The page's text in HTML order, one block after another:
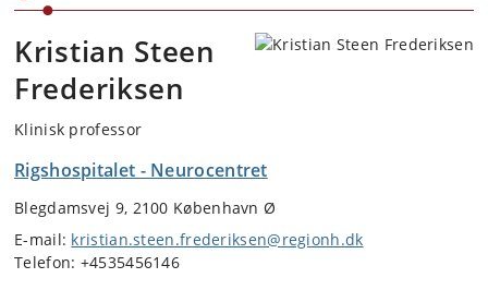
Kristian Steen
Frederiksen
Klinisk professor
Rigshospitalet - Neurocentret
Blegdamsvej 9, 2100 København Ø
E-mail: kristian.steen.frederiksen@regionh.dk
Telefon: +4535456146